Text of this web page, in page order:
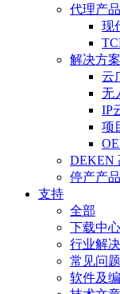
代理产
现
解决方案
云
无
IP
项
DEKEN
停产产品
支持
全部
下载中心
行业解
常见问题
软件及